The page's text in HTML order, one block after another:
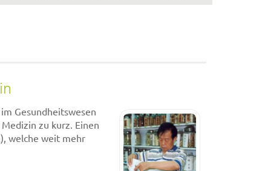
Gesundheitswesen
zu kurz. Einen
welche weit mehr